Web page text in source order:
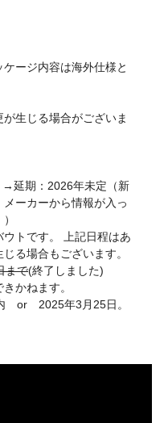
ージ内容は海外仕様と
生じる場合がございま
→延期：2026年未定（新
ーカーから情報が入っ
トです。 上記日程はあ
る場合もございます。
まで(終了しました)
かねます。
or 2025年3月25日。